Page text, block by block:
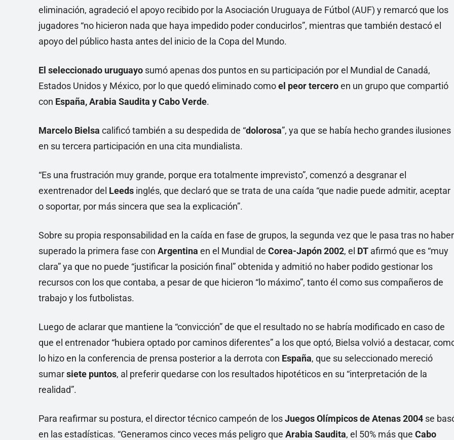
eliminación, agradeció el apoyo recibido por la Asociación Uruguaya de Fútbol (AUF) y remarcó que los
jugadores “no hicieron nada que haya impedido poder conducirlos”, mientras que también destacó el
apoyo del público hasta antes del inicio de la Copa del Mundo.
El seleccionado uruguayo sumó apenas dos puntos en su participación por el Mundial de Canadá,
Estados Unidos y México, por lo que quedó eliminado comoel peor terceroen un grupo que compartió
con España, Arabia Saudita y Cabo Verde.
Marcelo Bielsa calificó también a su despedida de “dolorosa”, ya que se había hecho grandes ilusiones
en su tercera participación en una cita mundialista.
“Es una frustración muy grande, porque era totalmente imprevisto”, comenzó a desgranar el
exentrenador del Leeds inglés, que declaró que se trata de una caída “que nadie puede admitir, aceptar
o soportar, por más sincera que sea la explicación”.
Sobre su propia responsabilidad en la caída en fase de grupos, la segunda vez que le pasa tras no haber
superado la primera fase con Argentina en el Mundial de Corea-Japón 2002, el DT afirmó que es “muy
clara” ya que no puede “justificar la posición final” obtenida y admitió no haber podido gestionar los
recursos con los que contaba, a pesar de que hicieron “lo máximo”, tanto él como sus compañeros de
trabajo y los futbolistas.
Luego de aclarar que mantiene la “convicción” de que el resultado no se habría modificado en caso de
que el entrenador “hubiera optado por caminos diferentes” a los que optó, Bielsa volvió a destacar,
lo hizo en la conferencia de prensa posterior a la derrota con España, que su seleccionado mereció
sumarsiete puntos, al preferir quedarse con los resultados hipotéticos en su “interpretación de la
realidad”.
Para reafirmar su postura, el director técnico campeón de losJuegos Olímpicos de Atenas 2004 se
en las estadísticas. “Generamos cinco veces más peligro que Arabia Saudita, el 50% más que Cabo